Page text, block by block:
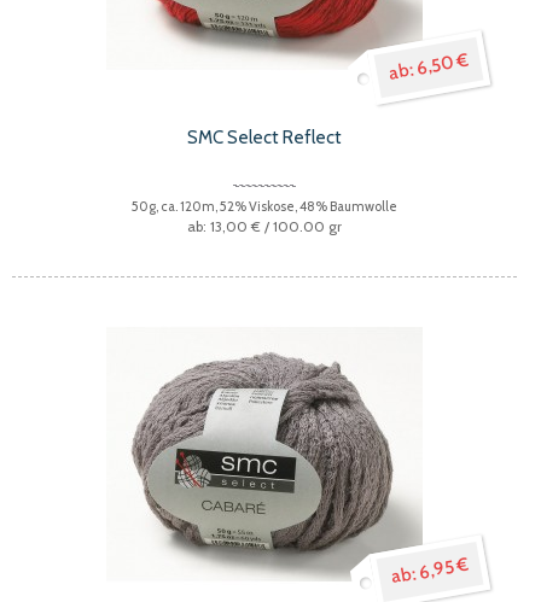
6,50 €
SMC Select Reflect
50g, ca. 120m, 52% Viskose, 48% Baumwolle
13,00 € / 100.00 gr
6,95 €